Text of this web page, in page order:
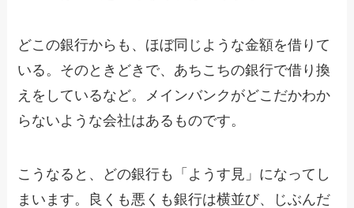
どこの銀行からも、ほぼ同じような金額を借りて
いる。そのときどきで、あちこちの銀行で借り換
えをしているなど。メインバンクがどこだかわか
らないような会社はあるものです。
こうなると、どの銀行も「ようす見」になってし
まいます。良くも悪くも銀行は横並び、じぶんだ